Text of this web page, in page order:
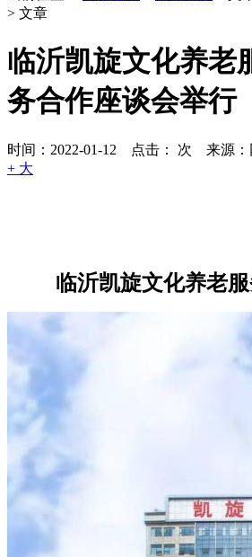
> 文章
临沂凯旋文化养老
务合作座谈会举行
时间：2022-01-12 点击： 次 来源
+ 大
临沂凯旋文化养老